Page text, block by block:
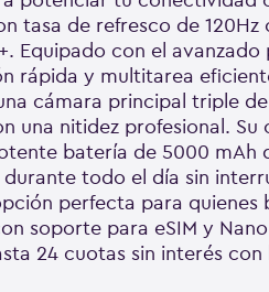
tasa de refresco de
Equipado con el
rápida y multitarea
cámara principal triple
nitidez profesional. Su
batería de 5000
todo el día sin
perfecta para
soporte para eSIM y
24 cuotas sin interés